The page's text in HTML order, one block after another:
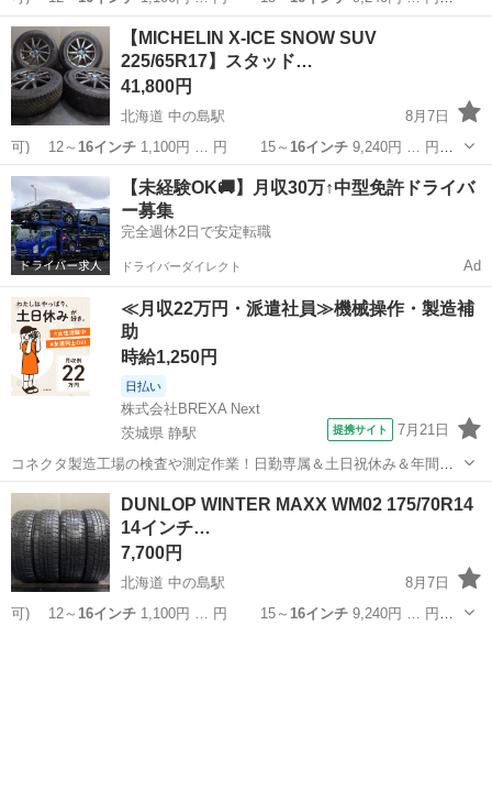
15～16インチ10,560円… 】 15～16インチ11,880円… ■組
替16インチまで 1,10...
北海道 札幌市
【MICHELIN X-ICE SNOW SUV
225/65R17】スタッド…
41,800円
北海道 中の島駅
8月7日
可) 12～ 16インチ1,100円 … 円 15～ 16インチ9,240円 … 円
15～16インチ10,560円… 】 15～16インチ11,880円… ■組
替16インチ まで 1,10...
北海道 札幌市 中の島駅 タイヤ、ホイール タイヤ
【未経験OK🚚】月収30万↑中型免許ドライバ
ー募集
完全週休2日で安定転職
ドライバーダイレクト Ad
≪月収22万円・派遣社員≫機械操作・製造補
助
時給1,250円
日払い
株式会社BREXA Next
茨城県 静駅
提携サイト 7月21日
コネクタ製造工場の検査や測定作業！日勤専属＆土日祝休み＆年間休
日128日★クリーンルーム内作業★マイカー通勤OK＆無料駐車場あり
★就業先食堂利用可！日払い制度あり！《茨城県常陸大宮市》 人気の
工場のお仕事 ◇コネクタ製造工...
茨城 常陸大宮市
DUNLOP WINTER MAXX WM02 175/70R14
14インチ…
7,700円
北海道 中の島駅
8月7日
可) 12～ 16インチ1,100円 … 円 15～ 16インチ9,240円 … 円